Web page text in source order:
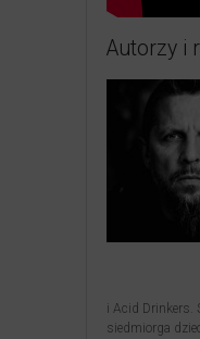
Autorzy i
i Acid Drinkers.
siedmiorga